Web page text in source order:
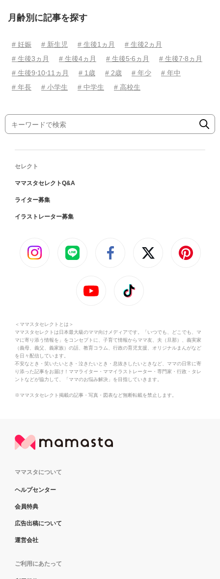
月齢別に記事を探す
# 妊娠 # 新生児 # 生後1ヵ月
# 生後2ヵ月
# 生後3ヵ月
# 生後4ヵ月 # 生後5⋅6ヵ月
# 生後7⋅8ヵ月
# 生後9⋅10⋅11ヵ月
# 1歳 # 2歳 # 年少
# 年中
# 年長
# 小学生 # 中学生 # 高校生
セレクト
ママスタセレクトQ&A
ライター募集
イラストレーター募集
＜ママスタセレクトとは＞
ママスタセレクトは日本最大級のママ向けメディアです。「いつでも、どこでも、マ
マに寄り添う情報を」をコンセプトに、子育て情報からママ友、夫（旦那）、義実家
（義母、義父、義家族）の話、教育コラム、行政の育児支援、オリジナルまんがなど
を日々配信しています。
不安なとき・笑いたいとき・泣きたいとき・息抜きしたいときなど、ママの日常に寄
り添った記事をお届け！ママライター・ママイラストレーター・専門家・行政・タレ
ントなどが協力して、「ママのお悩み解決」を目指していきます。
※ママスタセレクト掲載の記事・写真・図表など無断転載を禁止します。
ママスタについて
ヘルプセンター
会員特典
広告出稿について
運営会社
ご利用にあたって